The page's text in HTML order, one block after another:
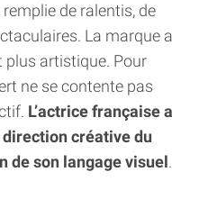
de ralentis, de
La marque a
plus artistique. Pour
ne se contente pas
L’actrice française a
créative du
de son langage visuel.